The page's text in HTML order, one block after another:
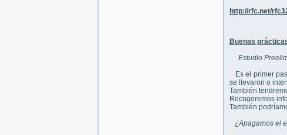
http://rfc.net/
Buenas
Estudio
Es el primer
se llevaron o
También
Recogeremos
También
¿Apagamos el